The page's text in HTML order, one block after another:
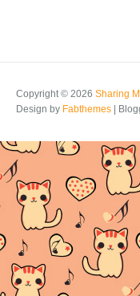
Copyright © 2026 Sharing
Design by Fabthemes |